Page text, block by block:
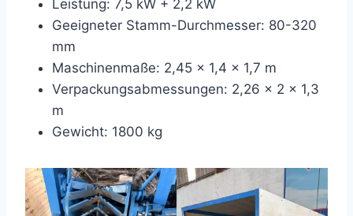
Leistung: 7,5 kW + 2,2 kW
Geeigneter Stamm-Durchmesser: 80-320
mm
Maschinenmaße: 2,45 x 1,4 x 1,7 m
Verpackungsabmessungen: 2,26 x 2 x 1,3
m
Gewicht: 1800 kg